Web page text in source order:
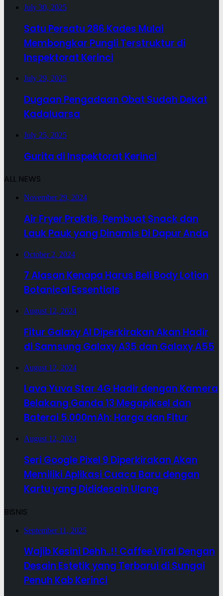
July 30, 2025
Satu Persatu 286 Kades Mulai
Membongkar Pungli Terstruktur di
Inspektorat Kerinci
July 29, 2025
Dugaan Pengadaan Obat Sudah Dekat
Kadaluarsa
July 25, 2025
Gurita di Inspektorat Kerinci
ALL NEWS
November 29, 2024
Air Fryer Praktis, Pembuat Snack dan
Lauk Pauk yang Dinamis Di Dapur Anda
October 2, 2024
7 Alasan Kenapa Harus Beli Body Lotion
Botanical Essentials
August 12, 2024
Fitur Galaxy AI Diperkirakan Akan Hadir
di Samsung Galaxy A35 dan Galaxy A55
August 12, 2024
Lava Yuva Star 4G Hadir dengan Kamera
Belakang Ganda 13 Megapiksel dan
Baterai 5.000mAh: Harga dan Fitur
August 12, 2024
Seri Google Pixel 9 Diperkirakan Akan
Memiliki Aplikasi Cuaca Baru dengan
Kartu yang Dididesain Ulang
BISNIS
September 11, 2025
Wajib Kesini Dehh..!! Caffee Viral Dengan
Desain Estetik yang Terbarui di Sungai
Penuh Kab Kerinci